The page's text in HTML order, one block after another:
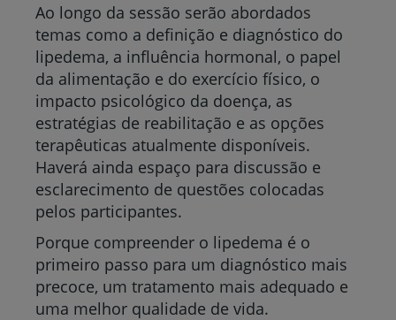
Ao longo da sessão serão abordados
temas como a definição e diagnóstico do
lipedema, a influência hormonal, o papel
da alimentação e do exercício físico, o
impacto psicológico da doença, as
estratégias de reabilitação e as opções
terapêuticas atualmente disponíveis.
Haverá ainda espaço para discussão e
esclarecimento de questões colocadas
pelos participantes.
Porque compreender o lipedema é o
primeiro passo para um diagnóstico mais
precoce, um tratamento mais adequado e
uma melhor qualidade de vida.